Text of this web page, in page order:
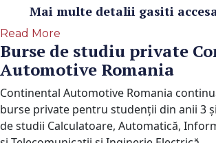
Mai multe detalii gasiti
Read More
Burse de studiu private
Automotive Romania
Continental Automotive Romania
burse private pentru studenții din anii 3
de studii Calculatoare, Automatică,